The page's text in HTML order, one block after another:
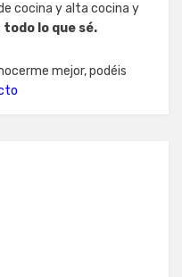
cocina y alta cocina y
todo lo que sé.
mejor, podéis